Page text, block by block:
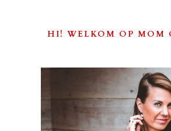
HI! WELKOM OP MOM